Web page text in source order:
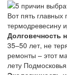
Вот пять
термодревесину
Долговечность
35–50 лет, не
ремонты – этот
лету